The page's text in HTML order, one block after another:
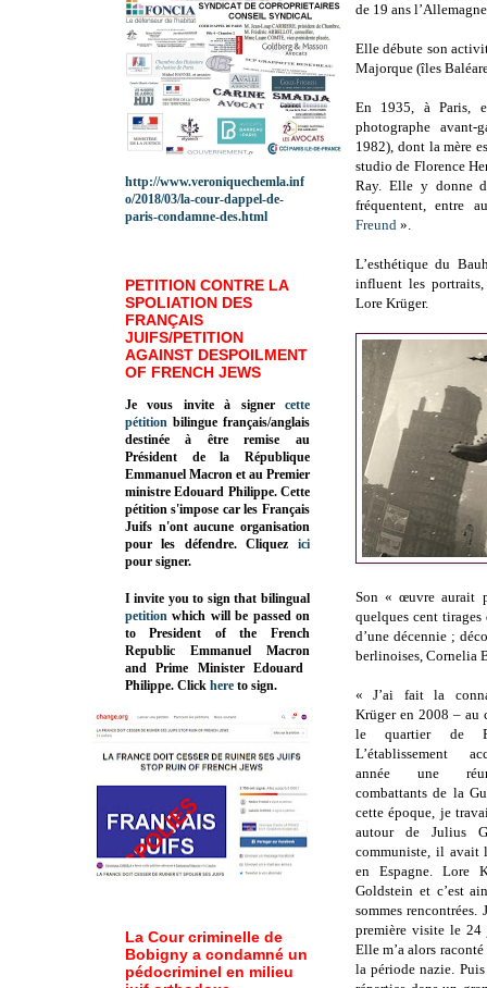
de 19 ans
Elle débute son
Majorque (îles
En 1935, à Paris,
photographe avant-
1982), dont la mère
studio de Florence
Ray. Elle y donne
fréquentent, entre
Freund ».
L’esthétique du
influent les portraits,
Lore Krüger.
Son « œuvre aurait
quelques cent
d’une décennie ;
berlinoises, Cornelia
« J’ai fait la
Krüger en 2008 – au
le quartier de
L’établissement
année une
combattants de la
cette époque, je
autour de Julius
communiste, il avait
en Espagne. Lore
Goldstein et c’est
sommes
première visite le 24
Elle m’a alors
la période nazie. Puis
http://www.veroniquechemla.inf
o/2018/03/la-cour-dappel-de-
paris-condamne-des.html
PETITION CONTRE LA
SPOLIATION DES
FRANÇAIS
JUIFS/PETITION
AGAINST DESPOILMENT
OF FRENCH JEWS
Je vous invite à signer cette
pétition bilingue français/anglais
destinée à être remise au
Président de la République
Emmanuel Macron et au Premier
ministre Edouard Philippe. Cette
pétition s'impose car les Français
Juifs n'ont aucune organisation
pour les défendre. Cliquez
ici
pour signer.
I invite you to sign that bilingual
petition which will be passed on
to President of the French
Republic Emmanuel Macron
and Prime MinisterEdouard
Philippe. Click here to sign.
La Cour criminelle de
Bobigny a condamné un
pédocriminel en milieu